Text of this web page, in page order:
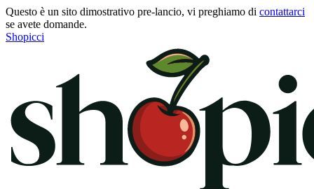
Questo è un sito dimostrativo pre-lancio, vi preghiamo di contattarci
se avete domande.
Shopicci